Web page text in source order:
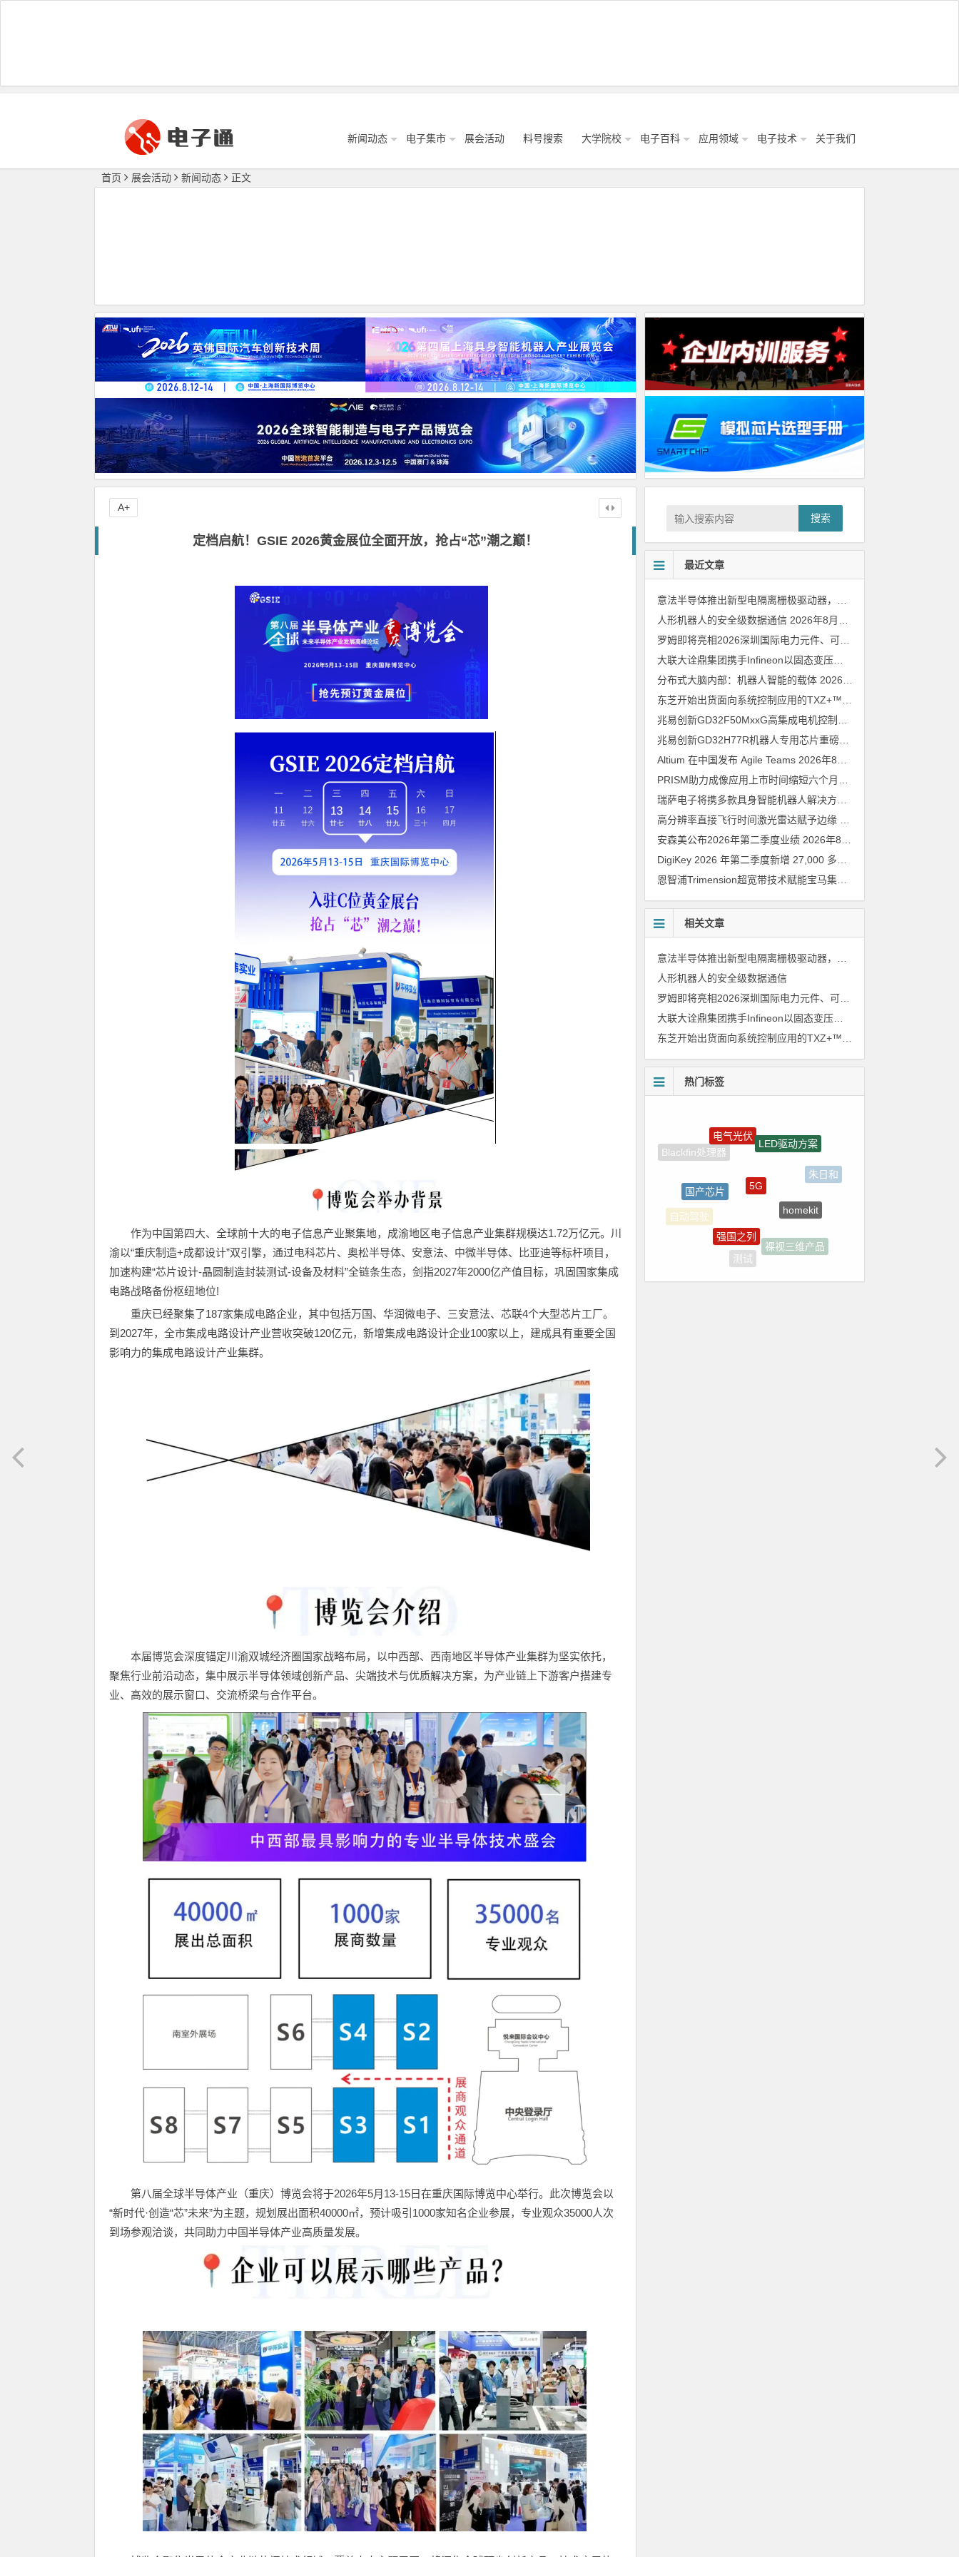
新闻动态 电子集市 展会活动 料号搜索 大学院校 电子百科 应用领域 电子技术 关于我们
首页 展会活动 新闻动态 正文
定档启航！GSIE 2026黄金展位全面开放，抢占“芯”潮之巅！
作为中国第四大、全球前十大的电子信息产业聚集地，成渝地区电子信息产业集群规模达1.72万亿元。川
渝以“重庆制造+成都设计”双引擎，通过电科芯片、奥松半导体、安意法、中微半导体、比亚迪等标杆项目，
加速构建“芯片设计-晶圆制造封装测试-设备及材料”全链条生态，剑指2027年2000亿产值目标，巩固国家集成
电路战略备份枢纽地位!
重庆已经聚集了187家集成电路企业，其中包括万国、华润微电子、三安意法、芯联4个大型芯片工厂。
到2027年，全市集成电路设计产业营收突破120亿元，新增集成电路设计企业100家以上，建成具有重要全国
影响力的集成电路设计产业集群。
本届博览会深度锚定川渝双城经济圈国家战略布局，以中西部、西南地区半导体产业集群为坚实依托，
聚焦行业前沿动态，集中展示半导体领域创新产品、尖端技术与优质解决方案，为产业链上下游客户搭建专
业、高效的展示窗口、交流桥梁与合作平台。
第八届全球半导体产业（重庆）博览会将于2026年5月13-15日在重庆国际博览中心举行。此次博览会以
“新时代·创造“芯”未来”为主题，规划展出面积40000㎡，预计吸引1000家知名企业参展，专业观众35000人次
到场参观洽谈，共同助力中国半导体产业高质量发展。
A+
搜索
最近文章
人形机器人的安全级数据通信 2026年8月8日
罗姆即将亮相2026深圳国际电力元件、可再生能源管理展览会暨研讨会
大联大诠鼎集团携手Infineon以固态变压器重构配电效率新标杆
分布式大脑内部：机器人智能的载体 2026年8月6日
兆易创新GD32H77R机器人专用芯片重磅亮相，精准赋能伺服驱动与关节控制
Altium 在中国发布 Agile Teams 2026年8月6日
安森美公布2026年第二季度业绩 2026年8月6日
恩智浦Trimension超宽带技术赋能宝马集团Digital Key Plus及生命体存在检测功能
相关文章
人形机器人的安全级数据通信
罗姆即将亮相2026深圳国际电力元件、可再生能源管理展览会暨研讨会
大联大诠鼎集团携手Infineon以固态变压器重构配电效率新标杆
热门标签
朱日和
自动驾驶
国产芯片
5G
homekit
测试
强国之列